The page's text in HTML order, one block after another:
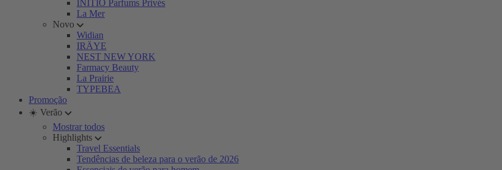
INITIO Parfums Privés
La Mer
Novo
Widian
IRÄYE
NEST NEW YORK
Farmacy Beauty
La Prairie
TYPEBEA
Promoção
☀️ Verão
Mostrar todos
Highlights
Travel Essentials
Tendências de beleza para o verão de 2026